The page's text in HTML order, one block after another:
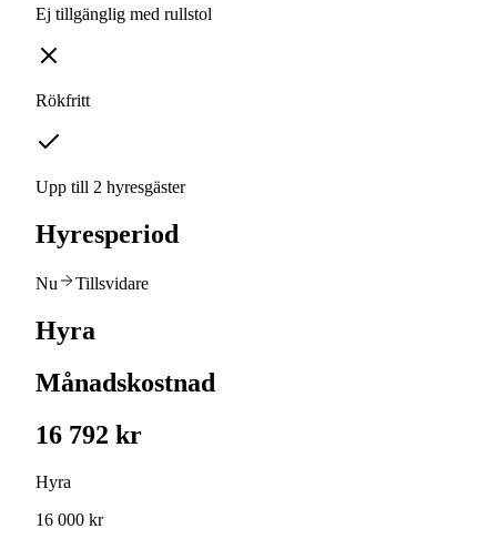
Ej tillgänglig med rullstol
Rökfritt
Upp till 2 hyresgäster
Hyresperiod
Nu Tillsvidare
Hyra
Månadskostnad
16 792 kr
Hyra
16 000 kr